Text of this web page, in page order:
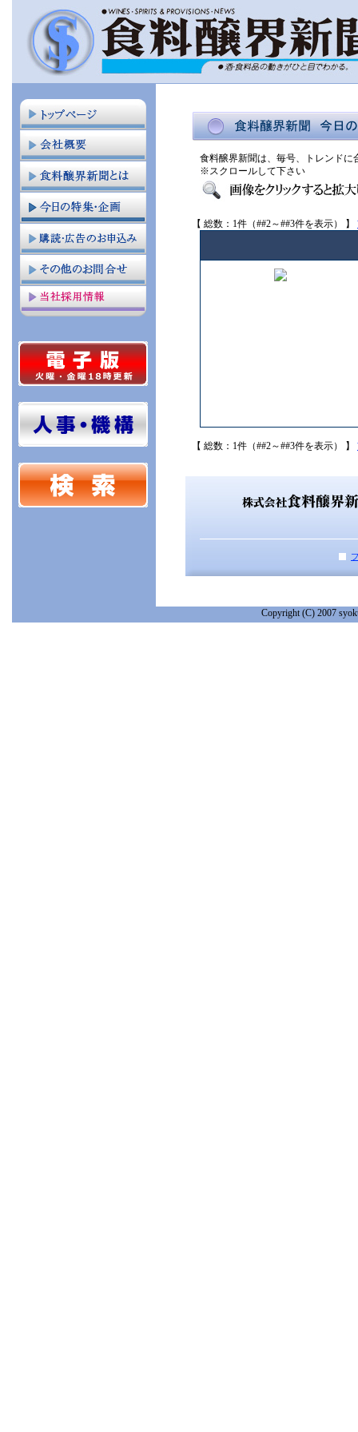
食料醸界新聞は、毎号、トレンド
※スクロールして下さい
【 総数：1件（##2～##3件を表示） 】
【 総数：1件（##2～##3件を表示） 】
Copyright (C) 2007